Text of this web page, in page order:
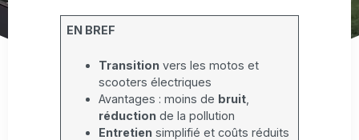
EN BREF
Transition vers les motos et
scooters électriques
Avantages : moins de bruit
réduction de la pollution
Entretien simplifié et coûts réduits